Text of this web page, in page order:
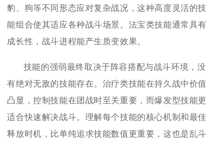
豹、狗等不同形态应对复杂战况，这种高度灵活的技
能组合使其适应各种战斗场景。法宝类技能通常具有
成长性，战斗进程能产生质变效果。
技能的强弱最终取决于阵容搭配与战斗环境，没
有绝对无敌的技能存在。治疗类技能在持久战中价值
凸显，控制技能在团战时至关重要，而爆发型技能更
适合快速解决战斗。理解每个技能的核心机制和最佳
释放时机，比单纯追求技能数值更重要，这也是乱斗